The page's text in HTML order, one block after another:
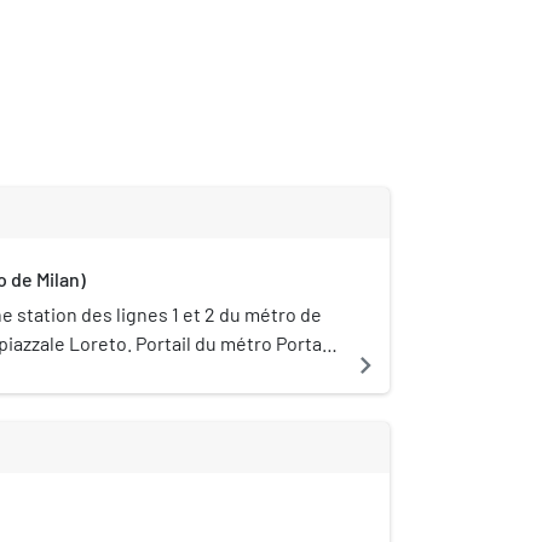
de Milan)
station des lignes 1 et 2 du métro de
Loreto. Portail du métro Portail
navigate_next